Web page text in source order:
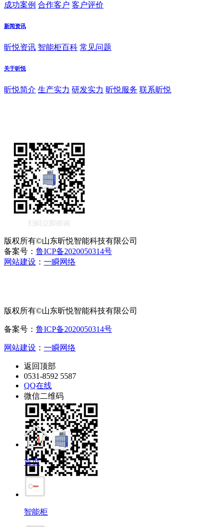
成功案例 合作客户 客户评价
新闻资讯
昕悦资讯 智能柜百科 常见问题
关于昕悦
昕悦简介 生产实力 研发实力 昕悦服务 联系昕悦
版权所有©山东昕悦智能科技有限公司
备案号： 鲁ICP备2020050314号
网站建设 ： 一瞬网络
版权所有©山东昕悦智能科技有限公司
备案号： 鲁ICP备2020050314号
网站建设 ： 一瞬网络
返回顶部
0531-8592 5587
QQ在线
微信二维码
首页
智能柜